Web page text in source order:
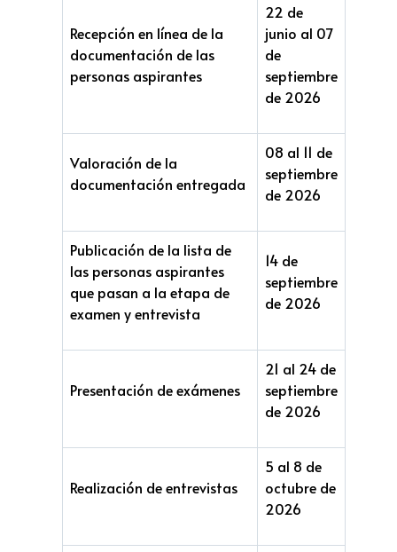
Recepción en línea de la
documentación de las
personas aspirantes
22 de
junio al 07
de
septiembre
de 2026
Valoración de la
documentación entregada
08 al 11 de
septiembre
de 2026
Publicación de la lista de
las personas aspirantes
que pasan a la etapa de
examen y entrevista
14 de
septiembre
de 2026
Presentación de exámenes
21 al 24 de
septiembre
de 2026
Realización de entrevistas
5 al 8 de
octubre de
2026